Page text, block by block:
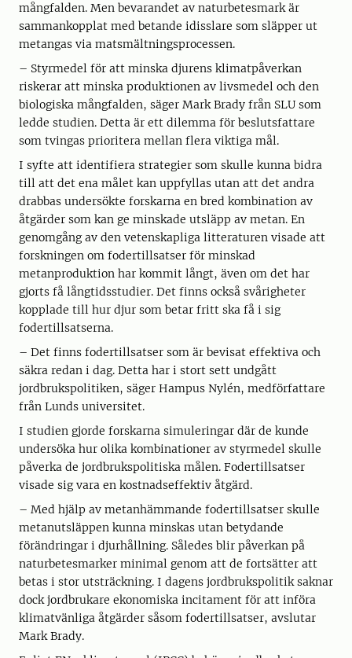
mångfalden. Men bevarandet av naturbetesmark är
sammankopplat med betande idisslare som släpper ut
metangas via matsmältningsprocessen.
– Styrmedel för att minska djurens klimatpåverkan
riskerar att minska produktionen av livsmedel och den
biologiska mångfalden, säger Mark Brady från SLU som
ledde studien. Detta är ett dilemma för beslutsfattare
som tvingas prioritera mellan flera viktiga mål.
I syfte att identifiera strategier som skulle kunna bidra
till att det ena målet kan uppfyllas utan att det andra
drabbas undersökte forskarna en bred kombination av
åtgärder som kan ge minskade utsläpp av metan. En
genomgång av den vetenskapliga litteraturen visade att
forskningen om fodertillsatser för minskad
metanproduktion har kommit långt, även om det har
gjorts få långtidsstudier. Det finns också svårigheter
kopplade till hur djur som betar fritt ska få i sig
fodertillsatserna.
– Det finns fodertillsatser som är bevisat effektiva och
säkra redan i dag. Detta har i stort sett undgått
jordbrukspolitiken, säger Hampus Nylén, medförfattare
från Lunds universitet.
I studien gjorde forskarna simuleringar där de kunde
undersöka hur olika kombinationer av styrmedel skulle
påverka de jordbrukspolitiska målen. Fodertillsatser
visade sig vara en kostnadseffektiv åtgärd.
– Med hjälp av metanhämmande fodertillsatser skulle
metanutsläppen kunna minskas utan betydande
förändringar i djurhållning. Således blir påverkan på
naturbetesmarker minimal genom att de fortsätter att
betas i stor utsträckning. I dagens jordbrukspolitik saknar
dock jordbrukare ekonomiska incitament för att införa
klimatvänliga åtgärder såsom fodertillsatser, avslutar
Mark Brady.